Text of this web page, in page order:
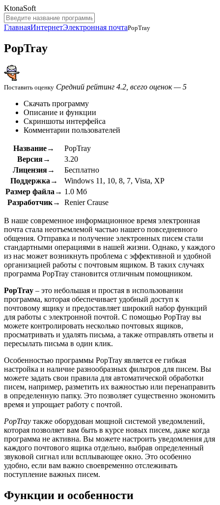
KtonaSoft
ГлавнаяИнтернетЭлектронная почтаPopTray
PopTray
Поставить оценку Средний рейтинг 4.2, всего оценок — 5
Скачать программу
Описание и функции
Скриншоты интерфейса
Комментарии пользователей
Название→
PopTray
Версия→
3.20
Лицензия→
Бесплатно
Поддержка→
Windows 11, 10, 8, 7, Vista, XP
Размер файла→ 1.0 Мб
Разработчик→
Renier Crause
В наше современное информационное время электронная
почта стала неотъемлемой частью нашего повседневного
общения. Отправка и получение электронных писем стали
стандартными операциями в нашей жизни. Однако, у каждого
из нас может возникнуть проблема с эффективной и удобной
организацией работы с почтовым ящиком. В таких случаях
программа PopTray становится отличным помощником.
PopTray – это небольшая и простая в использовании
программа, которая обеспечивает удобный доступ к
почтовому ящику и предоставляет широкий набор функций
для работы с электронной почтой. С помощью PopTray вы
можете контролировать несколько почтовых ящиков,
просматривать и удалять письма, а также отправлять ответы и
пересылать письма в один клик.
Особенностью программы PopTray является ее гибкая
настройка и наличие разнообразных фильтров для писем. Вы
можете задать свои правила для автоматической обработки
писем, например, разметить их важностью или перенаправить
в определенную папку. Это позволяет существенно экономить
время и упрощает работу с почтой.
PopTray также оборудован мощной системой уведомлений,
которая позволяет вам быть в курсе новых писем, даже когда
программа не активна. Вы можете настроить уведомления для
каждого почтового ящика отдельно, выбрав определенный
звуковой сигнал или всплывающее окно. Это особенно
удобно, если вам важно своевременно отслеживать
поступление важных писем.
Функции и особенности